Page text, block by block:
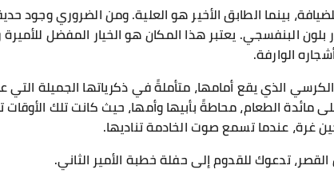
بينما الطابق الأخير هو العلية. ومن الضروري وجود
بلون البنفسجي. يعتبر هذا المكان هو الخيار المفضل
الوارفة.
الذي يقع أمامها، متأملةً في ذكرياتها الجميلة التي
مائدة الطعام، محاطةً بأبيها وأمها، حيث كانت تلك
غرة، عندما تسمع صوت الخادمة تناديها.
تدعوك للقدوم إلى حفلة خطبة الأمير الثاني.